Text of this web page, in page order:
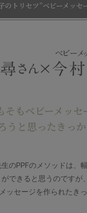
のトリセツ”ベビーメッセ
そもベビーメッセ
うと思ったきっ
のPPFのメソッドは、
ができると思うのですが
ッセージを作られたき